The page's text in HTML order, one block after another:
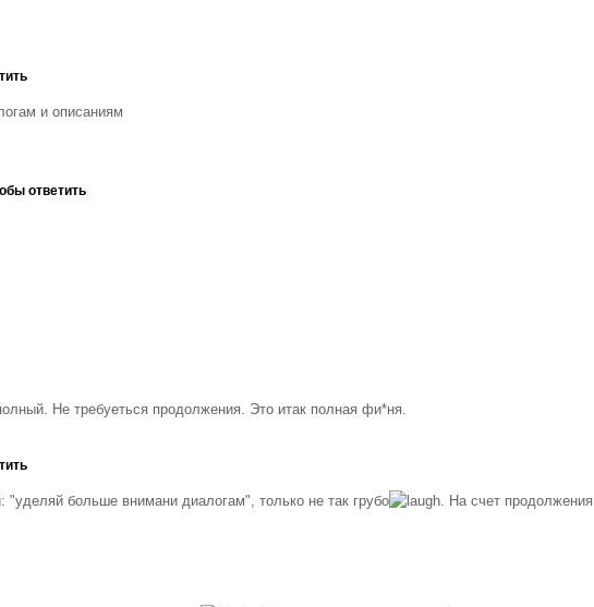
и описаниям
ответить
Не требуеться продолжения. Это итак полная фи*ня.
"уделяй больше внимани диалогам", только не так грубо
. На счет